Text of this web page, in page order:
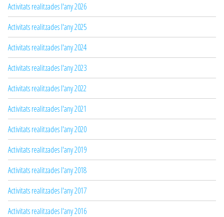
Activitats realitzades l'any 2026
Activitats realitzades l'any 2025
Activitats realitzades l'any 2024
Activitats realitzades l'any 2023
Activitats realitzades l'any 2022
Activitats realitzades l'any 2021
Activitats realitzades l'any 2020
Activitats realitzades l'any 2019
Activitats realitzades l'any 2018
Activitats realitzades l'any 2017
Activitats realitzades l'any 2016